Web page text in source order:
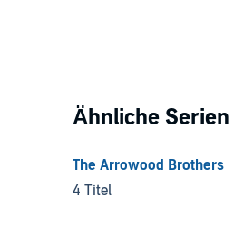
Ähnliche Serien
The Arrowood Brothers
4 Titel